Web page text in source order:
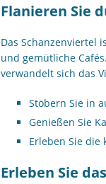
Flanieren Sie
Das Schanzenviertel
und gemütliche
verwandelt sich das
Stöbern Sie in
Genießen Sie
Erleben Sie die
Erleben Sie